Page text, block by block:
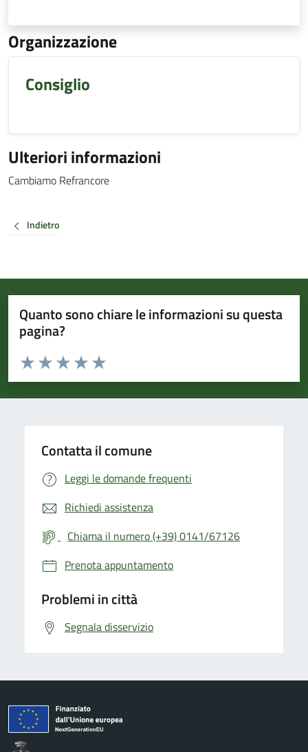
Organizzazione
Consiglio
Ulteriori informazioni
Cambiamo Refrancore
Indietro
Quanto sono chiare le informazioni su questa
pagina?
Valuta da 1 a 5 stelle la pagina
Valuta 5 stelle su 5
Valuta 4 stelle su 5
Valuta 3 stelle su 5
Valuta 2 stelle su 5
Valuta 1 stelle su 5
Contatta il comune
Leggi le domande frequenti
Richiedi assistenza
Chiama il numero (+39) 0141/67126
Prenota appuntamento
Problemi in città
Segnala disservizio